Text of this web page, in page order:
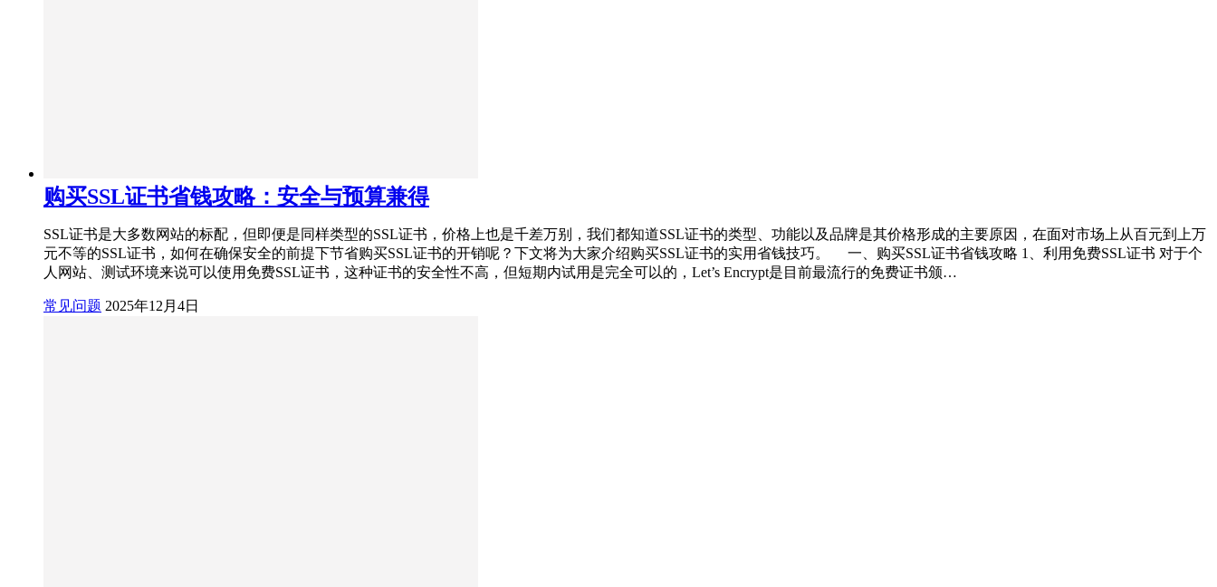
购买SSL证书省钱攻略：安全与预算兼得
SSL证书是大多数网站的标配，但即便是同样类型的SSL证书，价格上也是千差万别，我们都知道SSL证书的类型、功能以及品牌是其价格形成的主要原因，在面对市场上从百元到上万
元不等的SSL证书，如何在确保安全的前提下节省购买SSL证书的开销呢？下文将为大家介绍购买SSL证书的实用省钱技巧。 一、购买SSL证书省钱攻略 1、利用免费SSL证书 对于个
人网站、测试环境来说可以使用免费SSL证书，这种证书的安全性不高，但短期内试用是完全可以的，Let’s Encrypt是目前最流行的免费证书颁…
常见问题 2025年12月4日